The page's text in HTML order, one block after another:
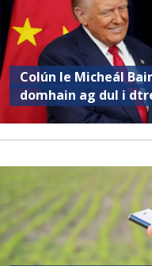
Colún le Micheál
domhain ag dul i